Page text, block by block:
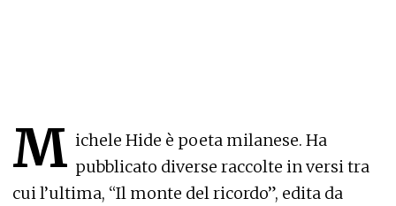
M ichele Hide è poeta milanese. Ha
pubblicato diverse raccolte in versi tra
cui l’ultima, “Il monte del ricordo”, edita da